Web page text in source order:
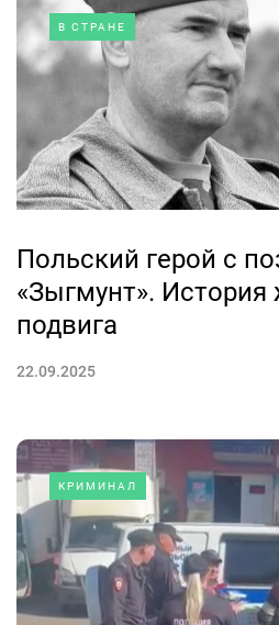
В СТРАНЕ
Польский герой с
«Зыгмунт». История
подвига
22.09.2025
КРИМИНАЛ